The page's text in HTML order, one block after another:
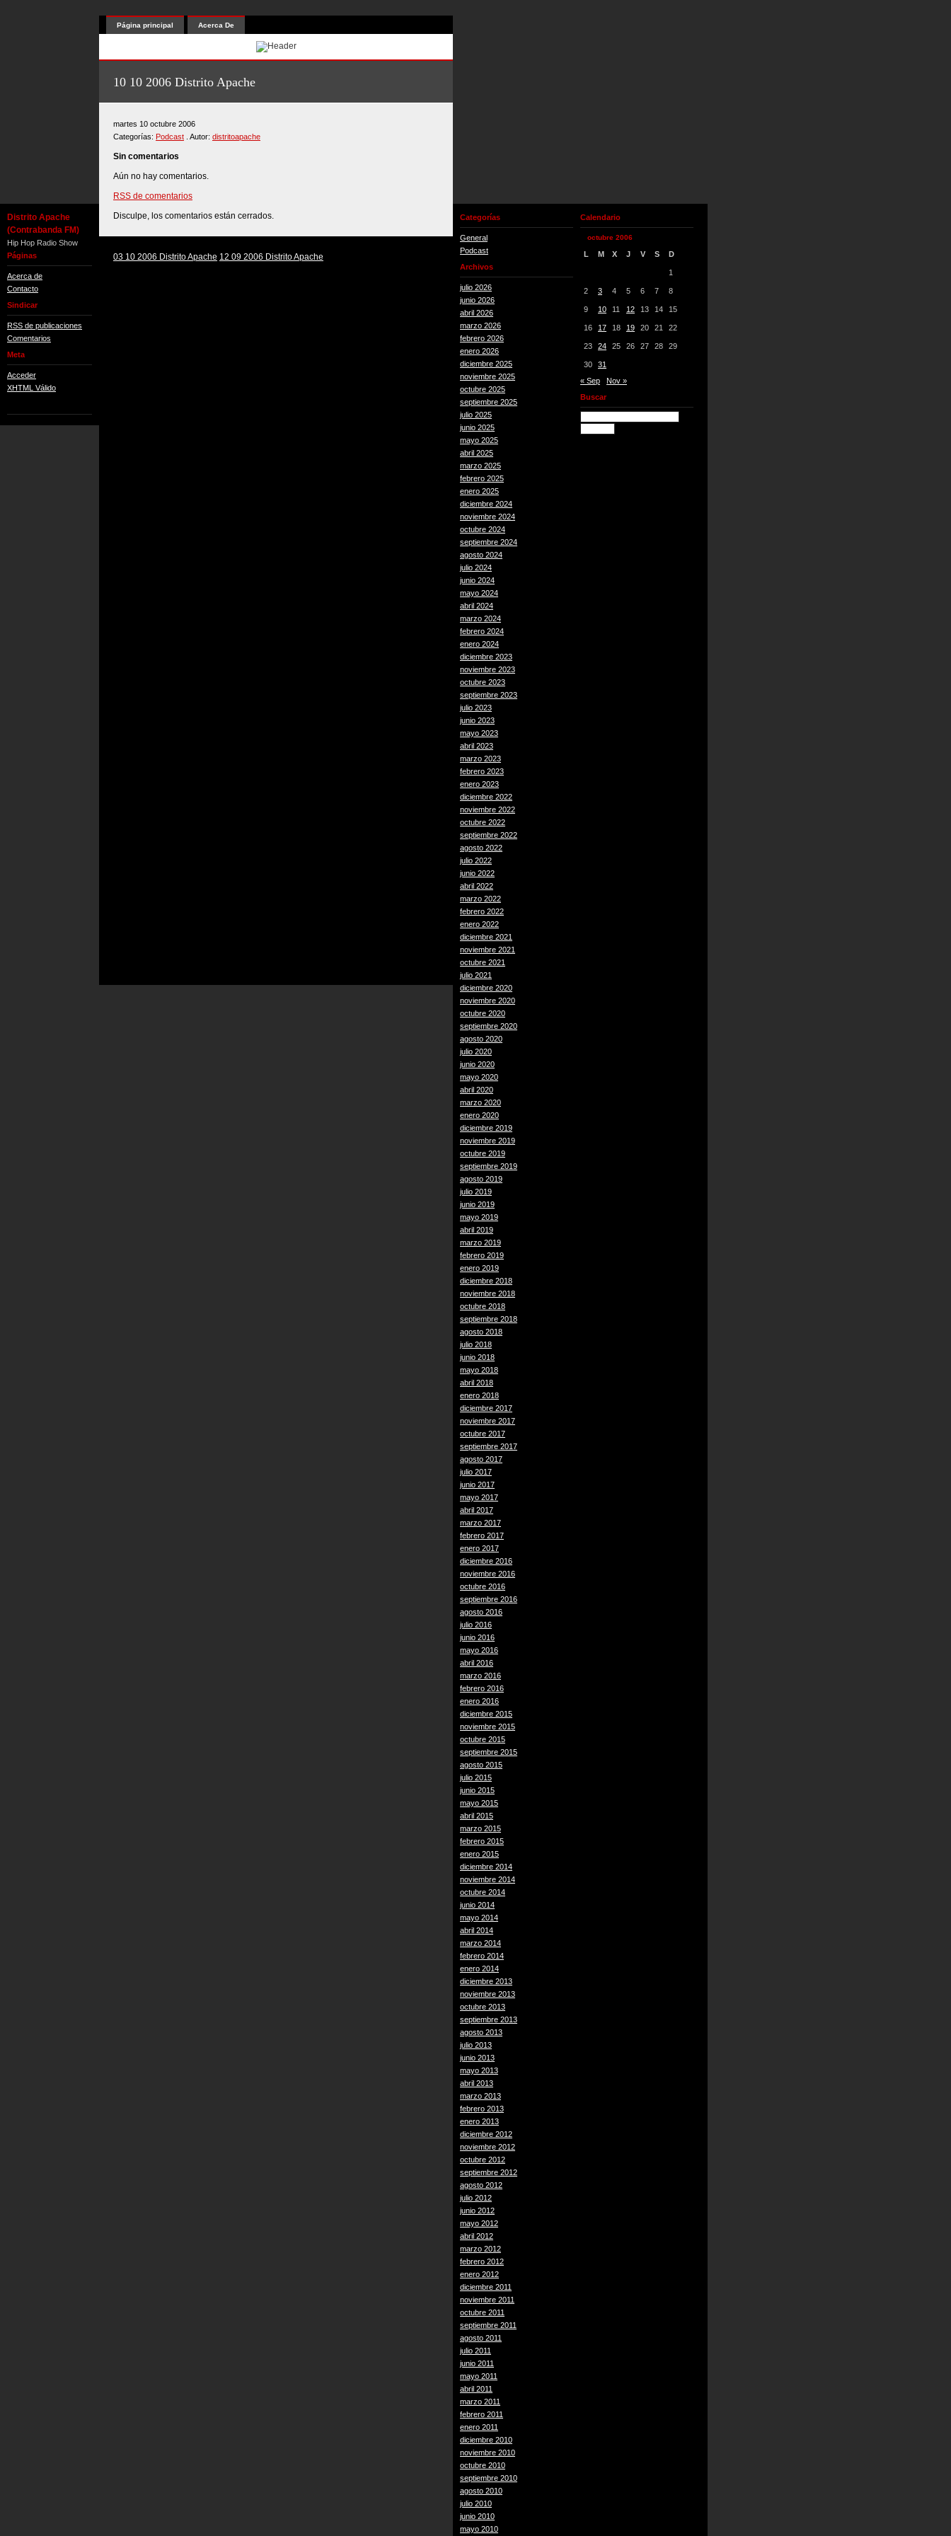
Distrito Apache
(Contrabanda FM)
Hip Hop Radio Show
Páginas
Acerca de
Contacto
Sindicar
RSS de publicaciones
Comentarios
Meta
Acceder
XHTML Válido
Página principal Acerca De
10 10 2006 Distrito Apache
martes 10 octubre 2006
Categorías: Podcast . Autor: distritoapache
Sin comentarios
Aún no hay comentarios.
RSS de comentarios
Disculpe, los comentarios están cerrados.
03 10 2006 Distrito Apache 12 09 2006 Distrito Apache
Categorías
General
Podcast
Archivos
julio 2026
junio 2026
abril 2026
marzo 2026
febrero 2026
enero 2026
diciembre 2025
noviembre 2025
octubre 2025
septiembre 2025
julio 2025
junio 2025
mayo 2025
abril 2025
marzo 2025
febrero 2025
enero 2025
diciembre 2024
noviembre 2024
octubre 2024
septiembre 2024
agosto 2024
julio 2024
junio 2024
mayo 2024
abril 2024
marzo 2024
febrero 2024
enero 2024
diciembre 2023
noviembre 2023
octubre 2023
septiembre 2023
julio 2023
junio 2023
mayo 2023
abril 2023
marzo 2023
febrero 2023
enero 2023
diciembre 2022
noviembre 2022
octubre 2022
septiembre 2022
agosto 2022
julio 2022
junio 2022
abril 2022
marzo 2022
febrero 2022
enero 2022
diciembre 2021
noviembre 2021
octubre 2021
julio 2021
diciembre 2020
noviembre 2020
octubre 2020
septiembre 2020
agosto 2020
julio 2020
junio 2020
mayo 2020
abril 2020
marzo 2020
enero 2020
diciembre 2019
noviembre 2019
octubre 2019
septiembre 2019
agosto 2019
julio 2019
junio 2019
mayo 2019
abril 2019
marzo 2019
febrero 2019
enero 2019
diciembre 2018
noviembre 2018
octubre 2018
septiembre 2018
agosto 2018
julio 2018
junio 2018
mayo 2018
abril 2018
enero 2018
diciembre 2017
noviembre 2017
octubre 2017
septiembre 2017
agosto 2017
julio 2017
junio 2017
mayo 2017
abril 2017
marzo 2017
febrero 2017
enero 2017
diciembre 2016
noviembre 2016
octubre 2016
septiembre 2016
agosto 2016
julio 2016
junio 2016
mayo 2016
abril 2016
marzo 2016
febrero 2016
enero 2016
diciembre 2015
noviembre 2015
octubre 2015
septiembre 2015
agosto 2015
julio 2015
junio 2015
mayo 2015
abril 2015
marzo 2015
febrero 2015
enero 2015
diciembre 2014
noviembre 2014
octubre 2014
junio 2014
mayo 2014
abril 2014
marzo 2014
febrero 2014
enero 2014
diciembre 2013
noviembre 2013
octubre 2013
septiembre 2013
agosto 2013
julio 2013
junio 2013
mayo 2013
abril 2013
marzo 2013
febrero 2013
enero 2013
diciembre 2012
noviembre 2012
octubre 2012
septiembre 2012
agosto 2012
julio 2012
junio 2012
mayo 2012
abril 2012
marzo 2012
febrero 2012
enero 2012
diciembre 2011
noviembre 2011
octubre 2011
septiembre 2011
agosto 2011
julio 2011
junio 2011
mayo 2011
abril 2011
marzo 2011
febrero 2011
enero 2011
diciembre 2010
noviembre 2010
octubre 2010
septiembre 2010
agosto 2010
julio 2010
junio 2010
mayo 2010
Calendario
octubre 2006
L M X J V S D
1
2 3 4 5 6 7 8
9 10 11 12 13 14 15
16 17 18 19 20 21 22
23 24 25 26 27 28 29
30
31
« Sep
Nov »
Buscar